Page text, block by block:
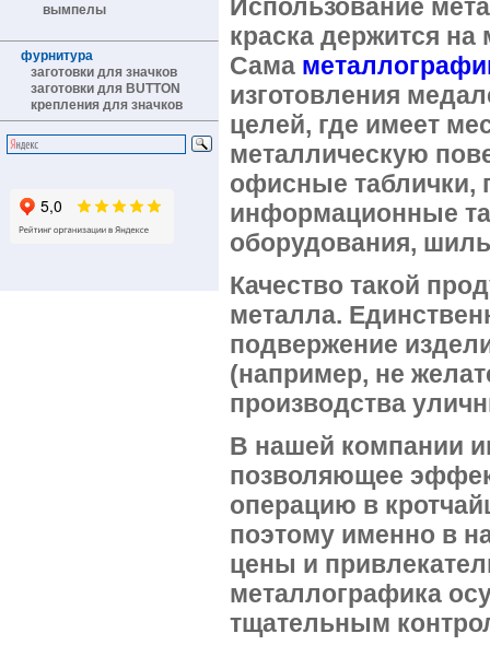
вымпелы
фурнитура
заготовки для значков
заготовки для BUTTON
крепления для значков
Использование
краска держится
Сама
изготовления
целей, где имеет
металлическую
офисные таблички,
информационные
оборудования,
Качество такой
металла.
подвержение
(например, не
производства
В нашей компании
позволяющее
операцию в
поэтому именно в
цены и
металлографика
тщательным